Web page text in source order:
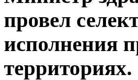
провел
исполнения
территориях.